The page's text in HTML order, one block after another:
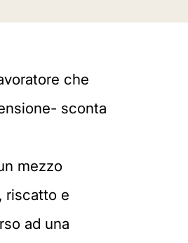
che
sconta
mezzo
riscatto e
ad una